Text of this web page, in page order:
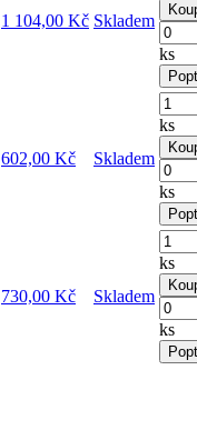
1 104,00 Kč Skladem
ks
602,00 Kč Skladem
ks
ks
730,00 Kč Skladem
ks
ks